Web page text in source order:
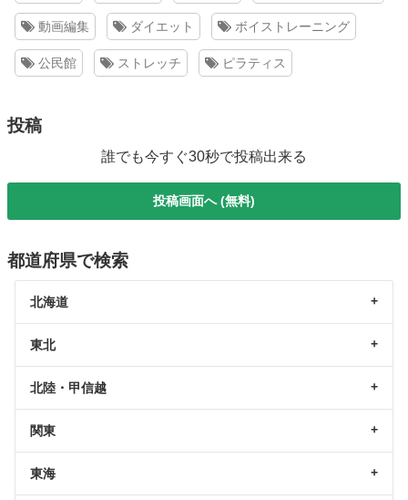
動画編集 ダイエット ボイストレーニング
公民館 ストレッチ ピラティス
投稿
誰でも今すぐ30秒で投稿出来る
投稿画面へ (無料)
都道府県で検索
北海道
東北
北陸・甲信越
関東
東海